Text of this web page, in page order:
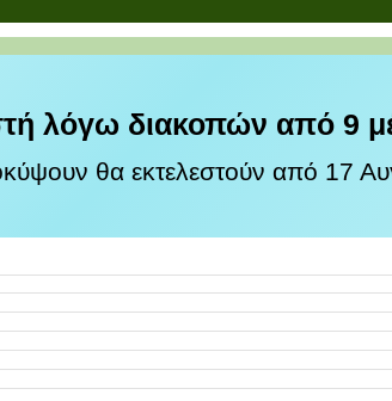
λόγω διακοπών από 9
θα εκτελεστούν από 17